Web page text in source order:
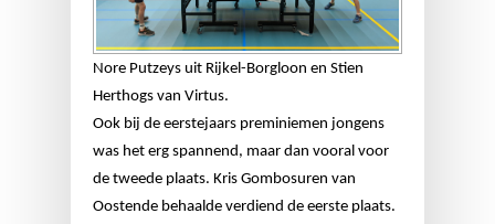
Nore Putzeys uit Rijkel-Borgloon en Stien
Herthogs van Virtus.
Ook bij de eerstejaars preminiemen jongens
was het erg spannend, maar dan vooral voor
de tweede plaats. Kris Gombosuren van
Oostende behaalde verdiend de eerste plaats.